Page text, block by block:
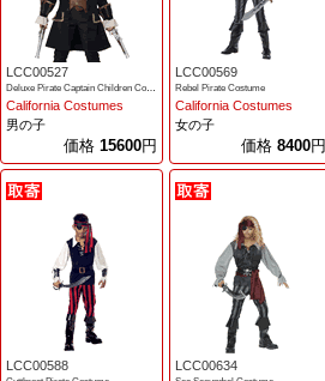
LCC00527
Deluxe Pirate Captain Children Costume
California Costumes
男の子
価格 15600円
LCC00569
Rebel Pirate Costume
California Costumes
女の子
価格 8400円
LCC00588 LCC00634